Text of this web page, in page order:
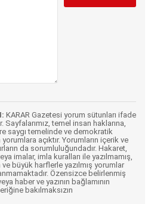
KARAR Gazetesi yorum sütunları ifade
Sayfalarımız, temel insan haklarına,
saygı temelinde ve demokratik
açıktır. Yorumların içerik ve
da sorumluluğundadır. Hakaret,
imalar, imla kuralları ile yazılmamış,
büyük harflerle yazılmış yorumlar
Özensizce belirlenmiş
haber ve yazının bağlamının
bakılmaksızın